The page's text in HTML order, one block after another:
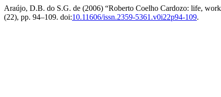
Araújo, D.B. do S.G. de (2006) “Roberto Coelho Cardozo: life,
(22), pp. 94–109. doi:10.11606/issn.2359-5361.v0i22p94-109.